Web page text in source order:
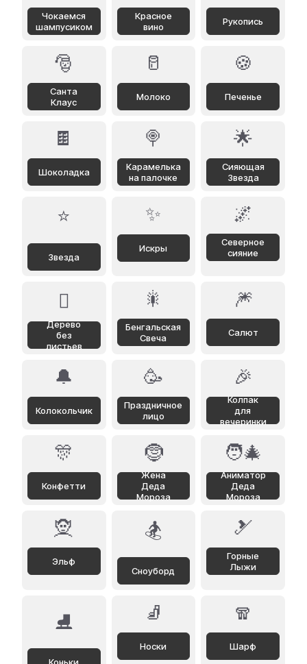
Чокаемся
шампусиком
Красное
вино
Рукопись
🎅
Санта
Клаус
🥛
Молоко
🍪
Печенье
🍫
Шоколадка
🍭
Карамелька
на палочке
🌟
Сияющая
Звезда
⭐
Звезда
✨
Искры
🌌
Северное
сияние
🪾
Дерево
без
листьев
🎇
Бенгальская
Свеча
🎆
Салют
🔔
Колокольчик
🥳
Праздничное
лицо
🎉
Колпак
для
вечеринки
🎊
Конфетти
🤶
Жена
Деда
Мороза
🧑‍🎄
Аниматор
Деда
Мороза
🧝
Эльф
🏂
Сноуборд
🎿
Горные
Лыжи
⛸️ 🧦
Носки
🧣
Шарф